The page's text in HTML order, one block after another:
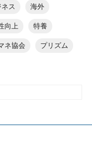
ネス 海外
向上 特養
ネ協会 プリズム